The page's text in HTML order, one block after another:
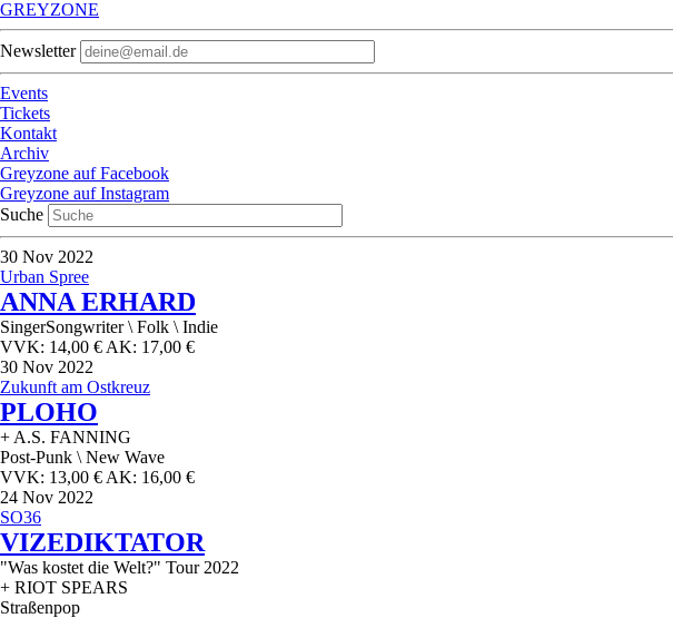
GREYZONE
Newsletter
Events
Tickets
Kontakt
Archiv
Greyzone auf Facebook
Greyzone auf Instagram
Suche
30 Nov 2022
Urban Spree
ANNA ERHARD
SingerSongwriter \ Folk \ Indie
VVK: 14,00 € AK: 17,00 €
30 Nov 2022
Zukunft am Ostkreuz
PLOHO
+ A.S. FANNING
Post-Punk \ New Wave
VVK: 13,00 € AK: 16,00 €
24 Nov 2022
SO36
VIZEDIKTATOR
"Was kostet die Welt?" Tour 2022
+ RIOT SPEARS
Straßenpop